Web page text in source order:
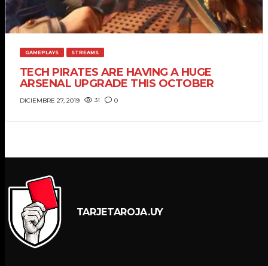
GAMEPLAYS STREAMS
TECH PIRATES ARE HAVING A HUGE
ARSENAL UPGRADE THIS OCTOBER
DICIEMBRE 27, 2019 31 0
TARJETAROJA.UY